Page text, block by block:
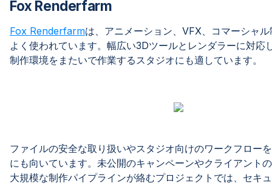
Fox Renderfarm
Fox Renderfarmは、アニメーション、VFX、コマーシャ
よく使われています。幅広い3Dツールとレンダラーに対応
制作環境をまたいで作業するスタジオにも適しています。
ファイルの安全な取り扱いやスタジオ向けのワークフロー
にも向いています。未公開のキャンペーンやクライアント
大規模な制作パイプラインが絡むプロジェクトでは、セキ